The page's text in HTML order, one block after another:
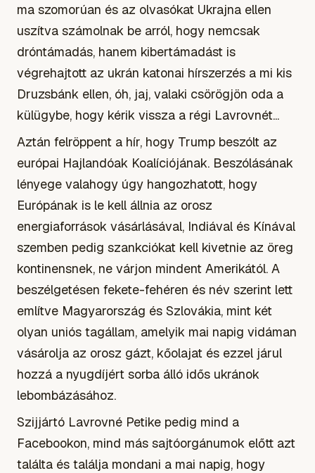
ma szomorúan és az olvasókat Ukrajna ellen
uszítva számolnak be arról, hogy nemcsak
dróntámadás, hanem kibertámadást is
végrehajtott az ukrán katonai hírszerzés a mi kis
Druzsbánk ellen, óh, jaj, valaki csörögjön oda a
külügybe, hogy kérik vissza a régi Lavrovnét...
Aztán felröppent a hír, hogy Trump beszólt az
európai Hajlandóak Koalíciójának. Beszólásának
lényege valahogy úgy hangozhatott, hogy
Európának is le kell állnia az orosz
energiaforrások vásárlásával, Indiával és Kínával
szemben pedig szankciókat kell kivetnie az öreg
kontinensnek, ne várjon mindent Amerikától. A
beszélgetésen fekete-fehéren és név szerint lett
említve Magyarország és Szlovákia, mint két
olyan uniós tagállam, amelyik mai napig vidáman
vásárolja az orosz gázt, kőolajat és ezzel járul
hozzá a nyugdíjért sorba álló idős ukránok
lebombázásához.
Szijjártó Lavrovné Petike pedig mind a
Facebookon, mind más sajtóorgánumok előtt azt
találta és találja mondani a mai napig, hogy